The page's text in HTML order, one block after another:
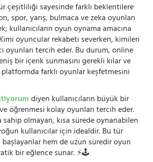
çeşitliliği sayesinde farklı beklentilere
spor, yarış, bulmaca ve zeka oyunları
kullanıcıların oyun oynama amacına
oyuncular rekabeti severken, kimileri
oyunları tercih eder. Bu durum, online
bir içerik sunmasını gerekli kılar ve
platformda farklı oyunlar keşfetmesini
diyen kullanıcıların büyük bir
ve öğrenmesi kolay oyunları tercih eder.
sahip olmayan, kısa sürede oynanabilen
kullanıcılar için idealdir. Bu tür
hem de uzun süredir oyun
bir eğlence sunar. ⚡🕹️